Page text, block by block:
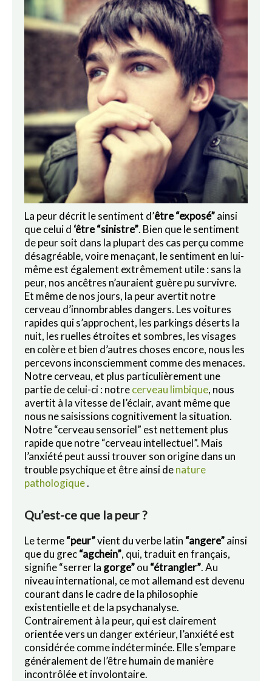
La peur décrit le sentiment d’être “exposé”ainsi
que celui d ‘être “sinistre”. Bien que le sentiment
de peur soit dans la plupart des cas perçu comme
désagréable, voire menaçant, le sentiment en lui-
même est également extrêmement utile : sans la
peur, nos ancêtres n’auraient guère pu survivre.
Et même de nos jours, la peur avertit notre
cerveau d’innombrables dangers. Les voitures
rapides qui s’approchent, les parkings déserts la
nuit, les ruelles étroites et sombres, les visages
en colère et bien d’autres choses encore, nous les
percevons inconsciemment comme des menaces.
Notre cerveau, et plus particulièrement une
partie de celui-ci : notrecerveau limbique, nous
avertit à la vitesse de l’éclair, avant même que
nous ne saisissions cognitivement la situation.
Notre “cerveau sensoriel” est nettement plus
rapide que notre “cerveau intellectuel”. Mais
l’anxiété peut aussi trouver son origine dans un
trouble psychique et être ainsi denature
pathologique.
Qu’est-ce que la peur ?
Le terme“peur”vient du verbe latin “angere”ainsi
que du grec“agchein”, qui, traduit en français,
signifie “serrer la gorge”ou “étrangler”. Au
niveau international, ce mot allemand est devenu
courant dans le cadre de la philosophie
existentielle et de la psychanalyse.
Contrairement à la peur, qui est clairement
orientée vers un danger extérieur, l’anxiété est
considérée comme indéterminée. Elle s’empare
généralement de l’être humain de manière
incontrôlée et involontaire.